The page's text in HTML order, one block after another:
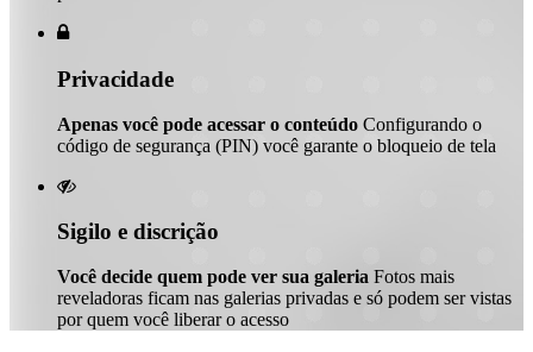

Privacidade
Apenas você pode acessar o conteúdo Configurando o
código de segurança (PIN) você garante o bloqueio de tela

Sigilo e discrição
Você decide quem pode ver sua galeria Fotos mais
reveladoras ficam nas galerias privadas e só podem ser vistas
por quem você liberar o acesso